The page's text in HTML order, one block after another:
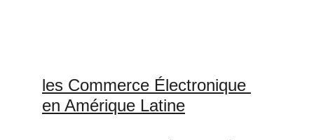
les Commerce Électronique
en Amérique Latine